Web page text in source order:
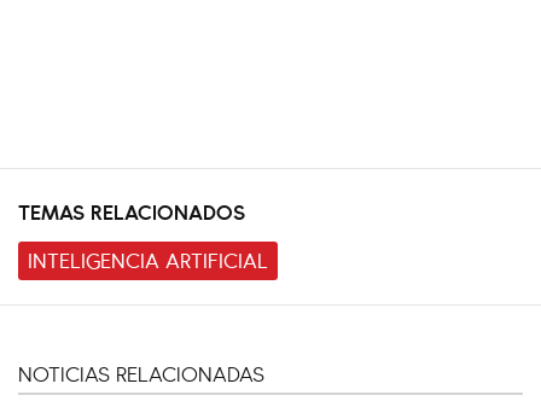
TEMAS RELACIONADOS
INTELIGENCIA ARTIFICIAL
NOTICIAS RELACIONADAS